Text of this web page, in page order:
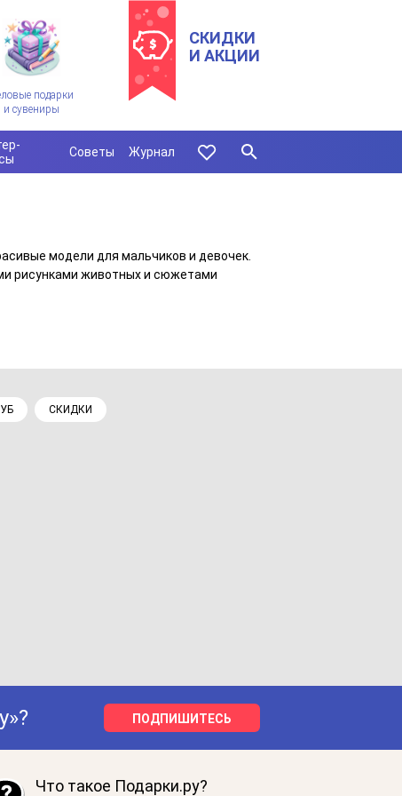
подарки
и сувениры
СКИДКИ
И АКЦИИ
Советы Журнал
модели для мальчиков и девочек.
рисунками животных и сюжетами
СКИДКИ
ПОДПИШИТЕСЬ
Что такое Подарки.ру?